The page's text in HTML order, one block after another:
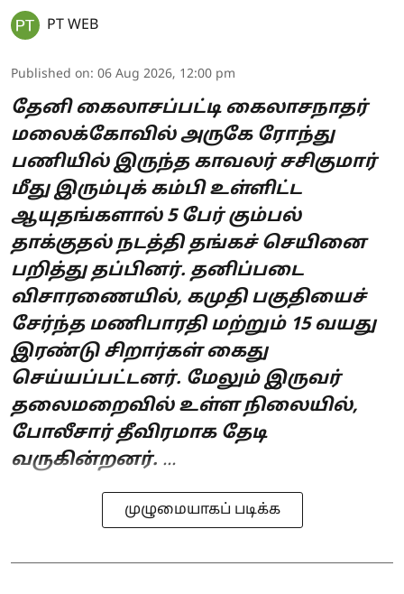
PT WEB
Published on: 06 Aug 2026, 12:00 pm
தேனி கைலாசப்பட்டி கைலாசநாதர்
மலைக்கோவில் அருகே ரோந்து
பணியில் இருந்த காவலர் சசிகுமார்
மீது இரும்புக் கம்பி உள்ளிட்ட
ஆயுதங்களால் 5 பேர் கும்பல்
தாக்குதல் நடத்தி தங்கச் செயினை
பறித்து தப்பினர். தனிப்படை
விசாரணையில், கமுதி பகுதியைச்
சேர்ந்த மணிபாரதி மற்றும் 15 வயது
இரண்டு சிறார்கள் கைது
செய்யப்பட்டனர். மேலும் இருவர்
தலைமறைவில் உள்ள நிலையில்,
போலீசார் தீவிரமாக தேடி
வருகின்றனர். ...
முழுமையாகப் படிக்க